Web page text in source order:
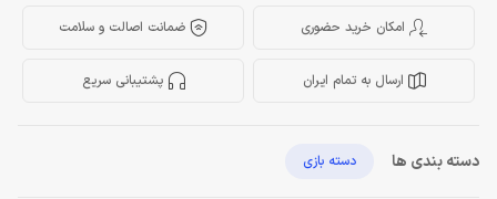
امکان خرید حضوری ضمانت اصالت و سلامت
ارسال به تمام ایران پشتیبانی سریع
دسته بندی ها دسته بازی